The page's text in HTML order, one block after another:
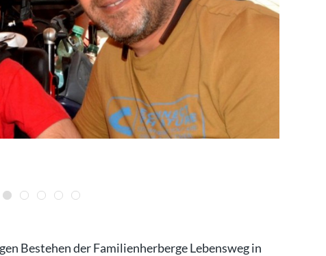
Bestehen der Familienherberge Lebensweg in